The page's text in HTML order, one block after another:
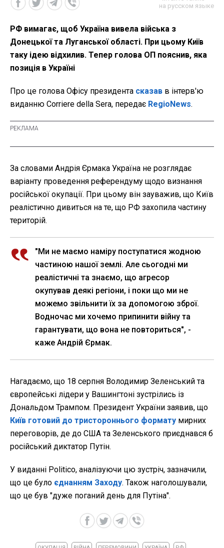
на русском языке
РФ вимагає, щоб Україна вивела війська з
Донецької та Луганської області. При цьому Київ
таку ідею відхилив. Тепер голова ОП пояснив, яка
позиція в Україні
Про це голова Офісу президента сказав в інтерв'ю
виданню Corriere della Sera, передає RegioNews.
За словами Андрія Єрмака Україна не розглядає
варіанту проведення референдуму щодо визнання
російської окупації. При цьому він зауважив, що Київ
реалістично дивиться на те, що РФ захопила частину
територій.
"Ми не маємо наміру поступатися жодною
частиною нашої землі. Але сьогодні ми
реалістичні та знаємо, що агресор
окупував деякі регіони, і поки що ми не
можемо звільнити їх за допомогою зброї.
Водночас ми хочемо припинити війну та
гарантувати, що вона не повториться", -
каже Андрій Єрмак.
Нагадаємо, що 18 серпня Володимир Зеленський та
європейські лідери у Вашингтоні зустрілись із
Дональдом Трампом. Президент України заявив, що
Київ готовий до тристороннього формату мирних
переговорів, де до США та Зеленського приєднався б
російський диктатор Путін.
У виданні Politico, аналізуючи цю зустріч, зазначили,
що це було єднанням Заходу. Також наголошували,
що це був "дуже поганий день для Путіна".